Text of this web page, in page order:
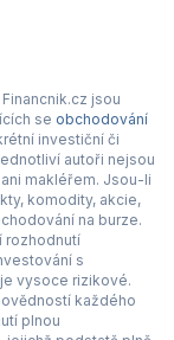
jsou
se obchodování
investiční či
autoři nejsou
makléřem. Jsou-li
komodity, akcie,
na burze.
rozhodnutí
s
vysoce rizikové.
každého
plnou